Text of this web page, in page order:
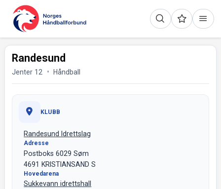
Randesund
Jenter 12 Håndball
KLUBB
Randesund Idrettslag
Adresse
Postboks 6029 Søm
4691 KRISTIANSAND S
Hovedarena
Sukkevann idrettshall